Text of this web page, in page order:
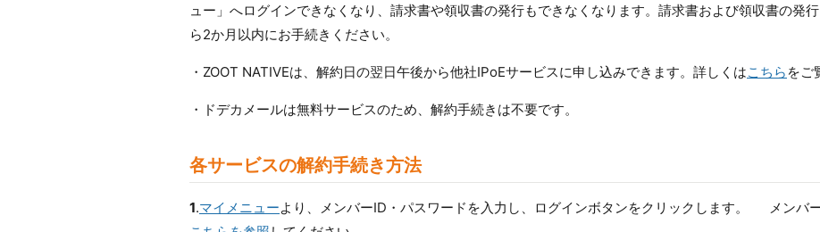
ュー」へログインできなくなり、請求書や領収書の発行もできなくなります。請求書および領収書の発
ら2か月以内にお手続きください。
・ZOOT NATIVEは、解約日の翌日午後から他社IPoEサービスに申し込みできます。詳しくはこちら をご
・ドデカメールは無料サービスのため、解約手続きは不要です。
各サービスの解約手続き方法
1.マイメニューより、メンバーID・パスワードを入力し、ログインボタンをクリックします。 メンバー